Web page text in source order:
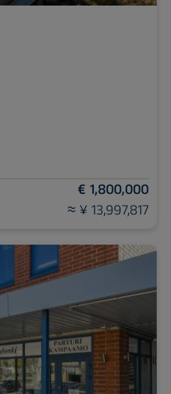
€ 1,800,000
≈ ¥ 13,997,817